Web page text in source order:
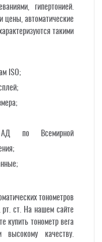
гипертонией.
цены, автоматические
такими
ISO;
АД по Всемирной
тонометров
рт. ст. На нашем сайте
купить тонометр вега
качеству.